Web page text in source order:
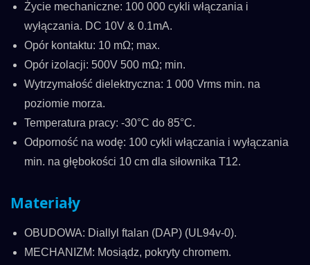
Życie mechaniczne: 100 000 cykli włączania i
wyłączania. DC 10V & 0.1mA.
Opór kontaktu: 10 mΩ; max.
Opór izolacji: 500V 500 mΩ; min.
Wytrzymałość dielektryczna: 1 000 Vrms min. na
poziomie morza.
Temperatura pracy: -30°C do 85°C.
Odporność na wodę: 100 cykli włączania i wyłączania
min. na głębokości 10 cm dla siłownika T12.
Materiały
OBUDOWA: Diallyl ftalan (DAP) (UL94v-0).
MECHANIZM: Mosiądz, pokryty chromem.